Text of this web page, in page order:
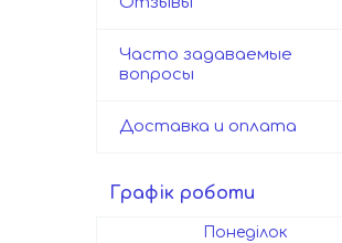
Часто задаваемые
вопросы
Доставка и оплата
Графік роботи
Понеділок